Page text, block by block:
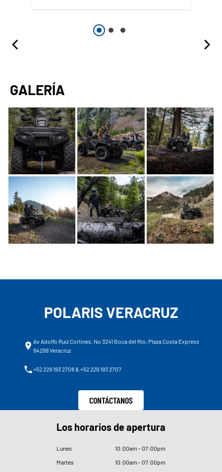
GALERÍA
POLARIS VERACRUZ
Av Adolfo Ruíz Cortines, No 3241 Boca del Rio, Plaza Costa Express
94299 Veracruz
+52 229 193 2708 & +52 229 193 2707
CONTÁCTANOS
Los horarios de apertura
Lunes 10:00am - 07:00pm
Martes
10:00am - 07:00pm